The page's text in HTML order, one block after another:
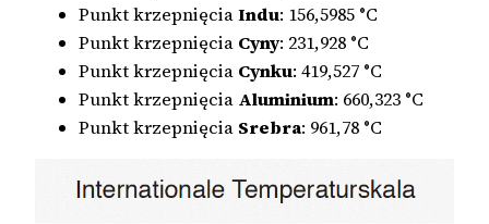
Punkt krzepnięciaIndu: 156,5985 °C
Punkt krzepnięcia Cyny: 231,928 °C
Punkt krzepnięcia Cynku: 419,527 °C
Punkt krzepnięcia Aluminium: 660,323 °C
Punkt krzepnięcia Srebra: 961,78 °C